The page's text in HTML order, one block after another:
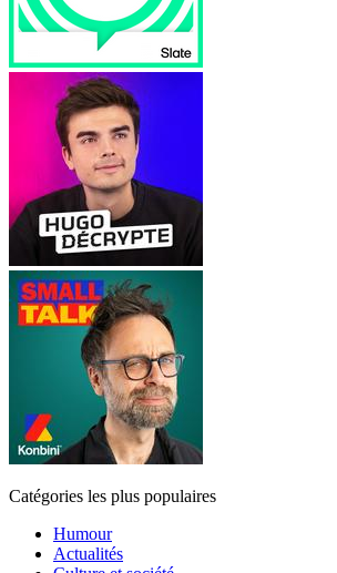
Catégories les plus populaires
Humour
Actualités